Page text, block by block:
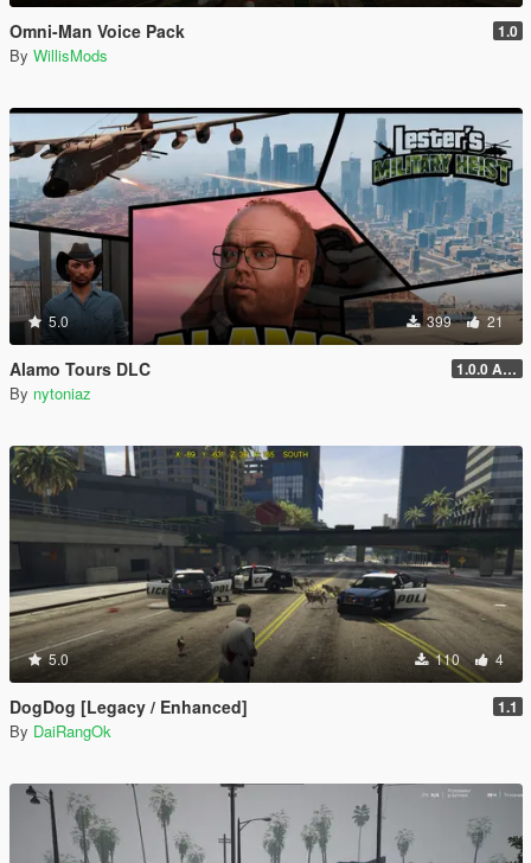
Omni-Man Voice Pack 1.0
By WillisMods
5.0 399 21
Alamo Tours DLC 1.0.0 Alpha
By nytoniaz
5.0 110 4
DogDog [Legacy / Enhanced] 1.1
By DaiRangOk